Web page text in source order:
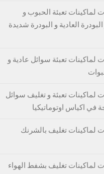
لماكينات تعبئة الحبوب و
العادية و البودرة شديدة
لماكينات تعبئة سوائل عادية و
لماكينات تعبئة و تغليف سوائل
في اكياس اوتوماتيكيا
لماكينات تغليف بالشرنك
لماكينات تغليف بشفط الهواء